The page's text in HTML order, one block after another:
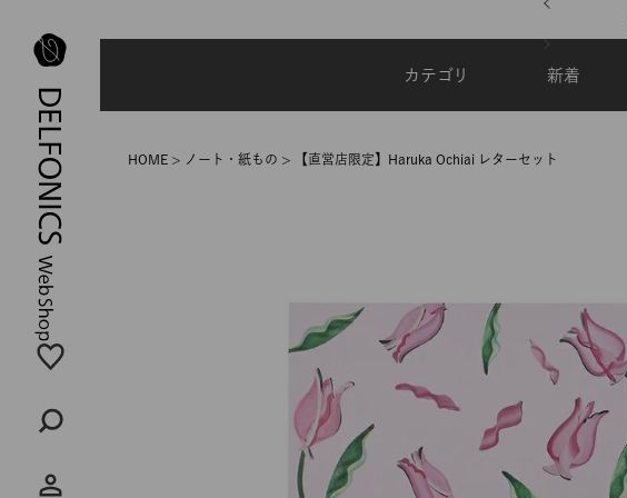
カテゴリ 新着
HOME ノート・紙もの 【直営店限定】Haruka Ochiai レターセット